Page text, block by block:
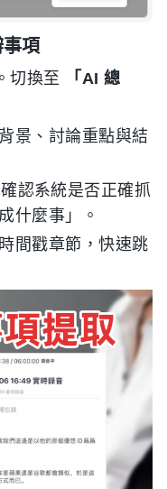
項
切換至
「AI 總
景、討論重點與結
確認系統是否正確抓
什麼事」。
間戳章節，快速跳